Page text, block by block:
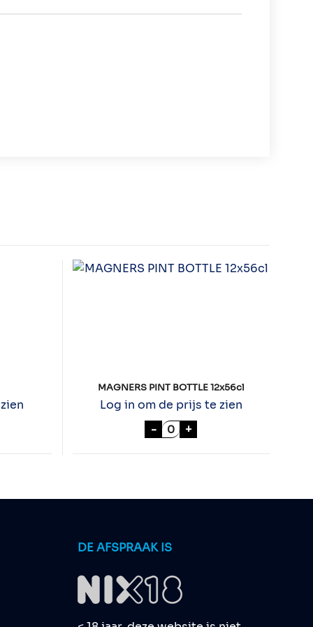
70cl aantal
MAGNERS PINT BOTTLE 12x56cl
Log in om de prijs te zien
- MAGNERS PINT BOTTLE
+
DE AFSPRAAK IS